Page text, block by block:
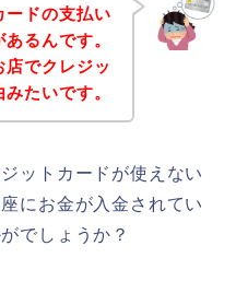
ードの支払い
るんです。
でクレジッ
たいです。
ットカードが使えない
にお金が入金されてい
でしょうか？